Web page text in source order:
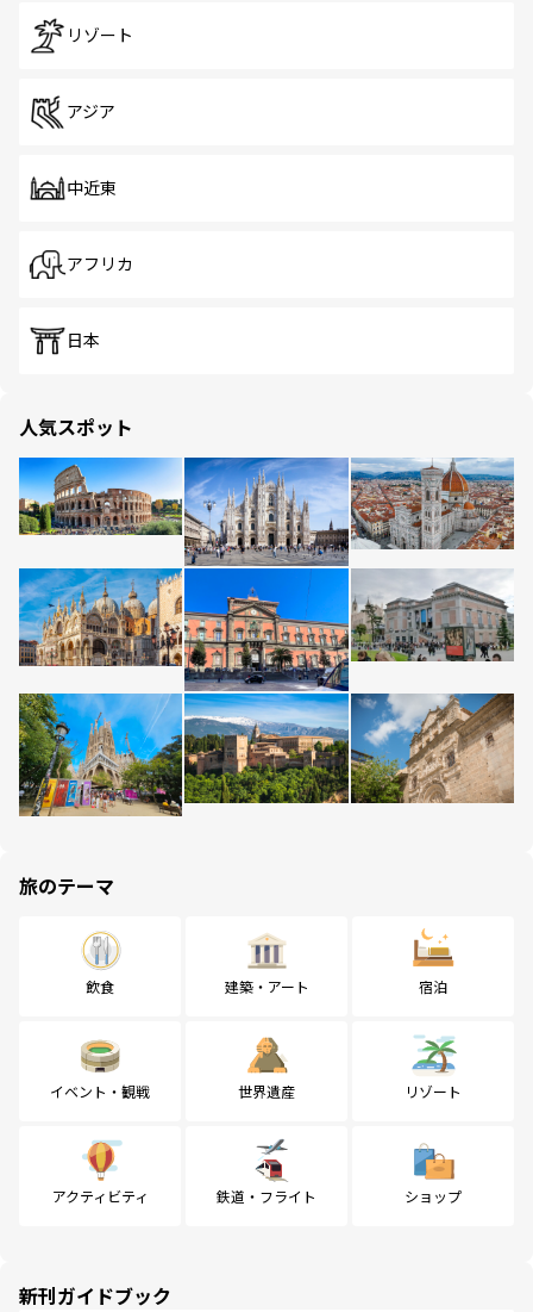
リゾート
アジア
中近東
アフリカ
日本
人気スポット
旅のテーマ
飲食 建築・アート 宿泊
イベント・観戦 世界遺産 リゾート
アクティビティ 鉄道・フライト ショップ
新刊ガイドブック